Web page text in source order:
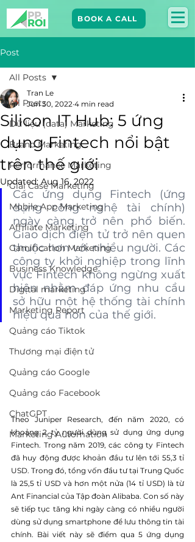
BOOK A CALL
Post
All Posts
Dữ liệu (data) Marketing
Brand Marketing​
Performance Marketing
Giải Case Marketing
Mobile App Marketing
Affiliate Marketing
Gamification Marketing
Business Knowledge
Digital marketing
Marketing Report
Quảng cáo Tiktok
Thương mại điện tử
Quảng cáo Google
Quảng cáo Facebook
ChatGPT
Marketing Automation
All Posts
Silicon IT Hub: 5 ứng
dụng Fintech nổi bật
trên thế giới
Tran Le
Jun 30, 2022 4 min read
Updated:Aug 16, 2022
Các ứng dụng Fintech (ứng
dụng công nghệ tài chính)
ngày càng trở nên phổ biến.
Giao dịch điện tử trở nên quen
thuộc hơn với nhiều người. Các
công ty khởi nghiệp trong lĩnh
vực Fintech không ngừng xuất
hiện nhằm đáp ứng nhu cầu
sở hữu một hệ thống tài chính
hiệu quả hơn của thế giới.
Theo Juniper Research, đến năm 2020, có
khoảng 2 tỷ người dùng sử dụng ứng dụng
Fintech. Trong năm 2019, các công ty Fintech
đã huy động được khoản đầu tư lên tới 55,3 tỉ
USD. Trong đó, tổng vốn đầu tư tại Trung Quốc
là 25,5 tỉ USD và hơn một nửa (14 tỉ USD) là từ
Ant Financial của Tập đoàn Alibaba. Con số này
sẽ tiếp tục tăng khi ngày càng có nhiều người
dùng sử dụng smartphone để lưu thông tin tài
chính. Bài viết này sẽ điểm qua 5 ứng dụng